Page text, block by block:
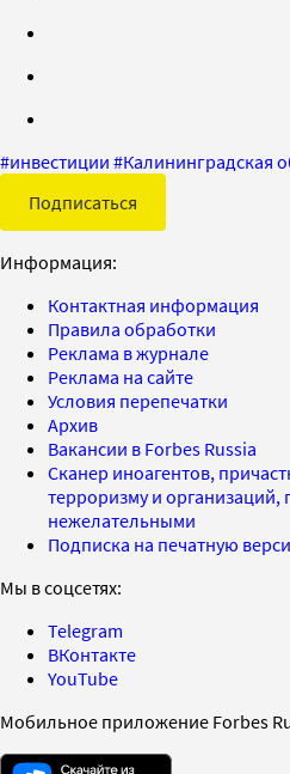
#инвестиции #Калининградская
Подписаться
Информация:
Контактная информация
Правила обработки
Реклама в журнале
Реклама на сайте
Условия перепечатки
Архив
Вакансии в Forbes Russia
Сканер иноагентов,
терроризму и организаций,
нежелательными
Подписка на печатную
Мы в соцсетях:
Telegram
ВКонтакте
YouTube
Мобильное приложение Forbes